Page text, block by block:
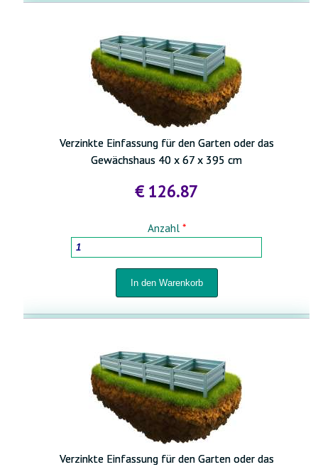
Verzinkte Einfassung für den Garten oder das
Gewächshaus 40 x 67 x 395 cm
€ 126.87
Anzahl *
Verzinkte Einfassung für den Garten oder das